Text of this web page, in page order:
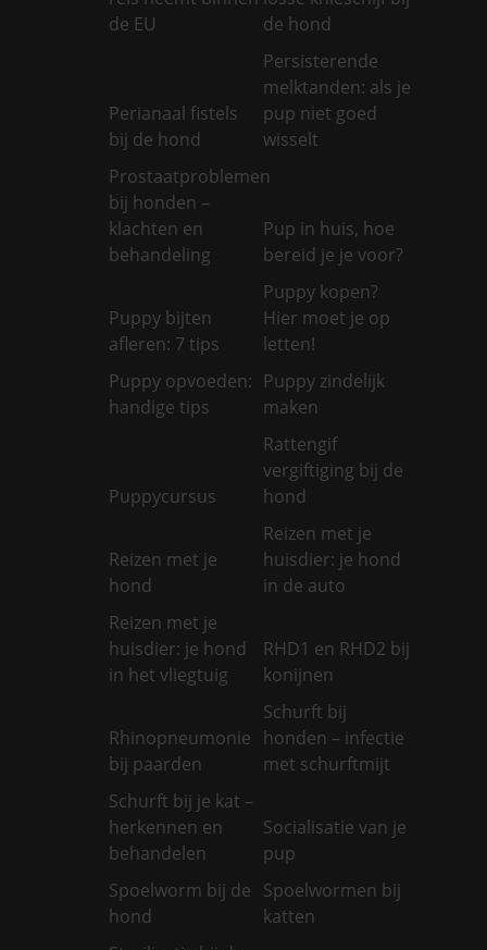
de EU
de hond
Perianaal fistels
bij de hond
Persisterende
melktanden: als je
pup niet goed
wisselt
Prostaatproblemen
bij honden –
klachten en
behandeling
Pup in huis, hoe
bereid je je voor?
Puppy bijten
afleren: 7 tips
Puppy kopen?
Hier moet je op
letten!
Puppy opvoeden:
handige tips
Puppy zindelijk
maken
Puppycursus
Rattengif
vergiftiging bij de
hond
Reizen met je
hond
Reizen met je
huisdier: je hond
in de auto
Reizen met je
huisdier: je hond
in het vliegtuig
RHD1 en RHD2 bij
konijnen
Rhinopneumonie
bij paarden
Schurft bij
honden – infectie
met schurftmijt
Schurft bij je kat –
herkennen en
behandelen
Socialisatie van je
pup
Spoelworm bij de
hond
Spoelwormen bij
katten